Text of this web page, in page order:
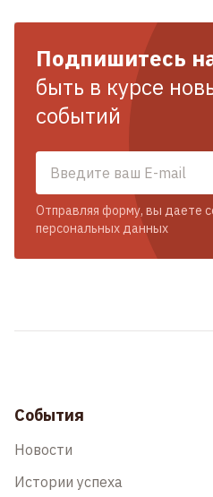
Подпишитесь
быть в курсе
событий
Отправляя форму, вы даете
персональных данных
События
Новости
Истории успеха